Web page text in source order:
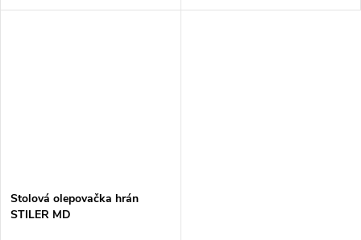
z PVC, melamínu alebo dreva.
Stolová olepovačka hrán
STILER MD